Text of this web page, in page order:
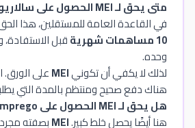
متى يحق لـ MEI الحصول على سالاريو ماتيرنيدادي؟
في القاعدة العامة للمستقلين، هذا
10 مساهمات شهرية
قبل
وحده.
لذلك لا يكفي أن تكونيMEIعلى
هناك دفع صحيح ومنتظم بالمدة التي
هل يحق لـ MEI الحصول على seguro-desemprego؟
هنا أيضًا يحصل خلط كبير.MEIبصفته